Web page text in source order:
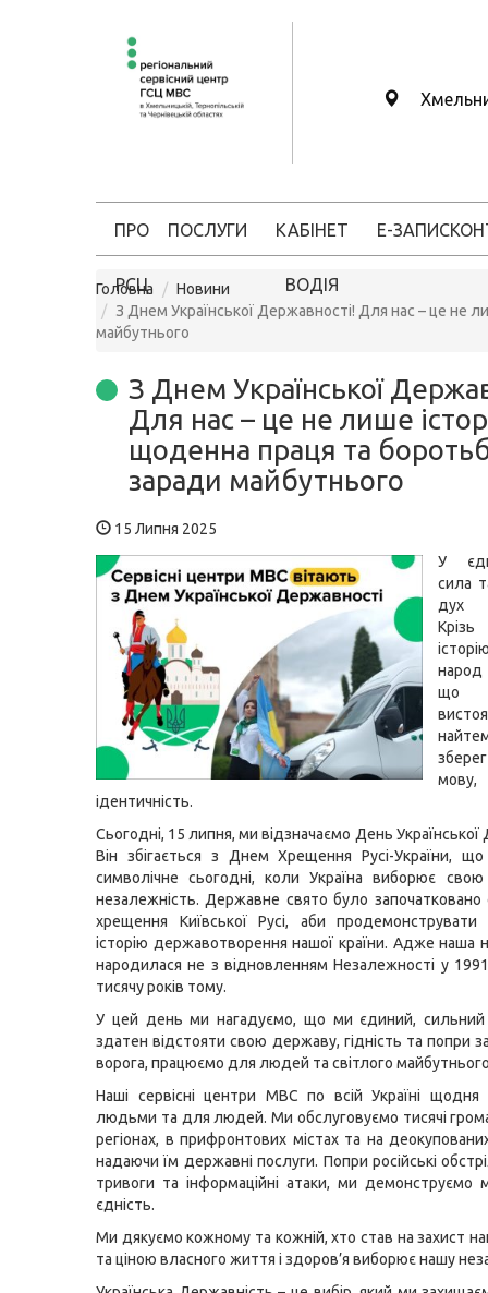
ПРО
РСЦ
ПОСЛУГИ КАБІНЕТ
ВОДІЯ
Е-ЗАПИС
Головна
Новини
З Днем Української Державності! Для нас – це не
майбутнього
З Днем Української
Для нас – це не лише
щоденна праця та
заради майбутнього
15 Липня 2025
У
сила
дух
Крізь
народ
що
мову,
ідентичність.
Сьогодні, 15 липня, ми відзначаємо День Української
Він збігається з Днем Хрещення Русі-України,
символічне сьогодні, коли Україна виборює
незалежність. Державне свято було
хрещення Київської Русі, аби продемонструвати
історію державотворення нашої країни. Адже наша
народилася не з відновленням Незалежності у
тисячу років тому.
У цей день ми нагадуємо, що ми єдиний, сильний
здатен відстояти свою державу, гідність та попри
ворога, працюємо для людей та світлого майбутнього
Наші сервісні центри МВС по всій Україні
людьми та для людей. Ми обслуговуємо тисячі
регіонах, в прифронтових містах та на
надаючи їм державні послуги. Попри російські
тривоги та інформаційні атаки, ми демонструємо
єдність.
Ми дякуємо кожному та кожній, хто став на захист
та ціною власного життя і здоров’я виборює нашу